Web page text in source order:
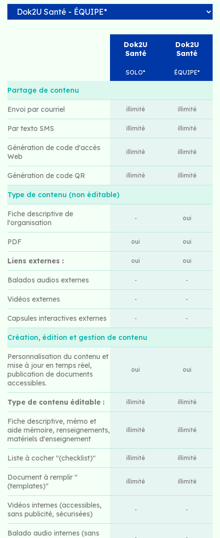
Dok2U
Santé
SOLO*
Dok2U
Santé
ÉQUIPE*
Partage de contenu
Envoi par courriel illimité illimité
Par texto SMS illimité illimité
Génération de code d'accès
Web
illimité illimité
Génération de code QR illimité illimité
Type de contenu (non éditable)
Fiche descriptive de
l'organisation
- oui
PDF oui oui
Liens externes : oui oui
Balados audios externes - -
Vidéos externes - -
Capsules interactives externes - -
Création, édition et gestion de contenu
Personnalisation du contenu et
mise à jour en temps réel,
publication de documents
accessibles.
oui oui
Type de contenu éditable : illimité illimité
Fiche descriptive, mémo et
aide mémoire, renseignements,
matériels d'enseignement
illimité illimité
Liste à cocher "(checklist)" illimité illimité
Document à remplir "
(templates)"
illimité illimité
Vidéos internes (accessibles,
sans publicité, sécurisées)
- -
Balado audio internes (sans